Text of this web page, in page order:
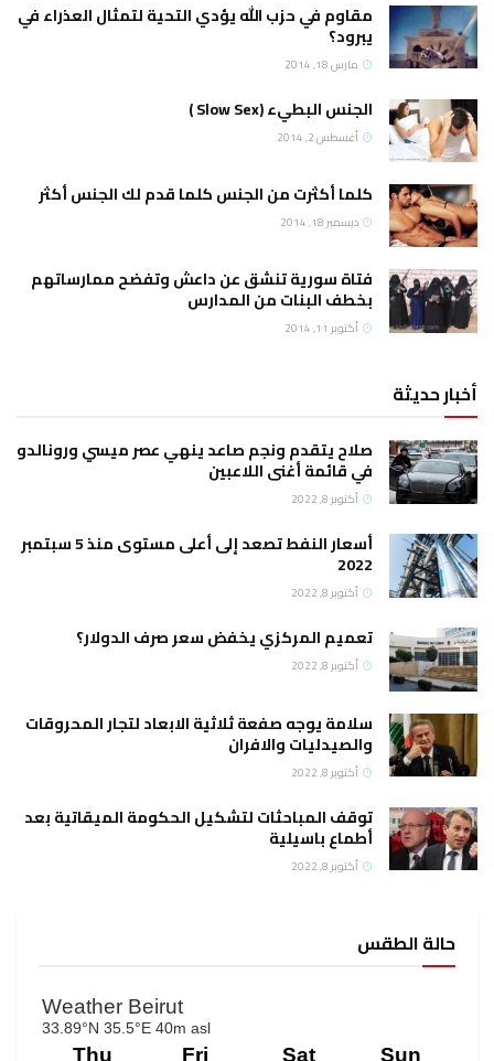
مقاوم في حزب الله يؤدي التحية لتمثال العذراء في
يبرود؟
مارس 18, 2014
الجنس البطيء (Slow Sex )
أغسطس 2, 2014
كلما أكثرت من الجنس كلما قدم لك الجنس أكثر
ديسمبر 18, 2014
فتاة سورية تنشق عن داعش وتفضح ممارساتهم
بخطف البنات من المدارس
أكتوبر 11, 2014
أخبار حديثة
صلاح يتقدم ونجم صاعد ينهي عصر ميسي ورونالدو
في قائمة أغنى اللاعبين
أكتوبر 8, 2022
أسعار النفط تصعد إلى أعلى مستوى منذ 5 سبتمبر
2022
أكتوبر 8, 2022
تعميم المركزي يخفض سعر صرف الدولار؟
أكتوبر 8, 2022
سلامة يوجه صفعة ثلاثية الابعاد لتجار المحروقات
والصيدليات والافران
أكتوبر 8, 2022
توقف المباحثات لتشكيل الحكومة الميقاتية بعد
أطماع باسيلية
أكتوبر 8, 2022
حالة الطقس